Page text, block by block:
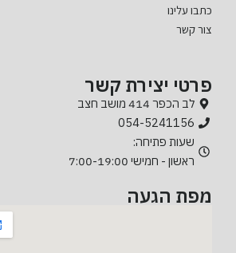
כתבו עלינו
צור קשר
פרטי יצירת קשר
לב הכפר 414 מושב חצב
054-5241156
שעות פתיחה:
ראשון - חמישי 7:00-19:00
מפת הגעה